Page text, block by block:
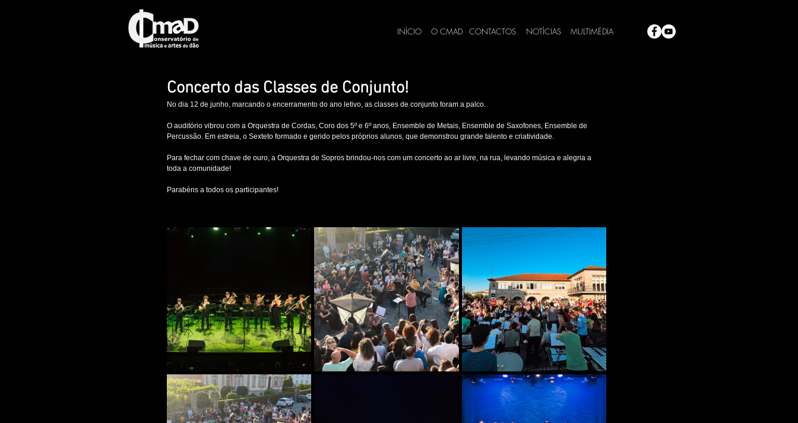
INÍCIO O CMAD CONTACTOS NOTÍCIAS MULTIMÉDIA
Concerto das Classes de Conjunto!
No dia 12 de junho, marcando o encerramento do ano letivo, as classes de conjunto foram a palco.
O auditório vibrou com a Orquestra de Cordas, Coro dos 5º e 6º anos, Ensemble de Metais, Ensemble de Saxofones, Ensemble de
Percussão. Em estreia, o Sexteto formado e gerido pelos próprios alunos, que demonstrou grande talento e criatividade.
Para fechar com chave de ouro, a Orquestra de Sopros brindou-nos com um concerto ao ar livre, na rua, levando música e alegria a
toda a comunidade!
Parabéns a todos os participantes!